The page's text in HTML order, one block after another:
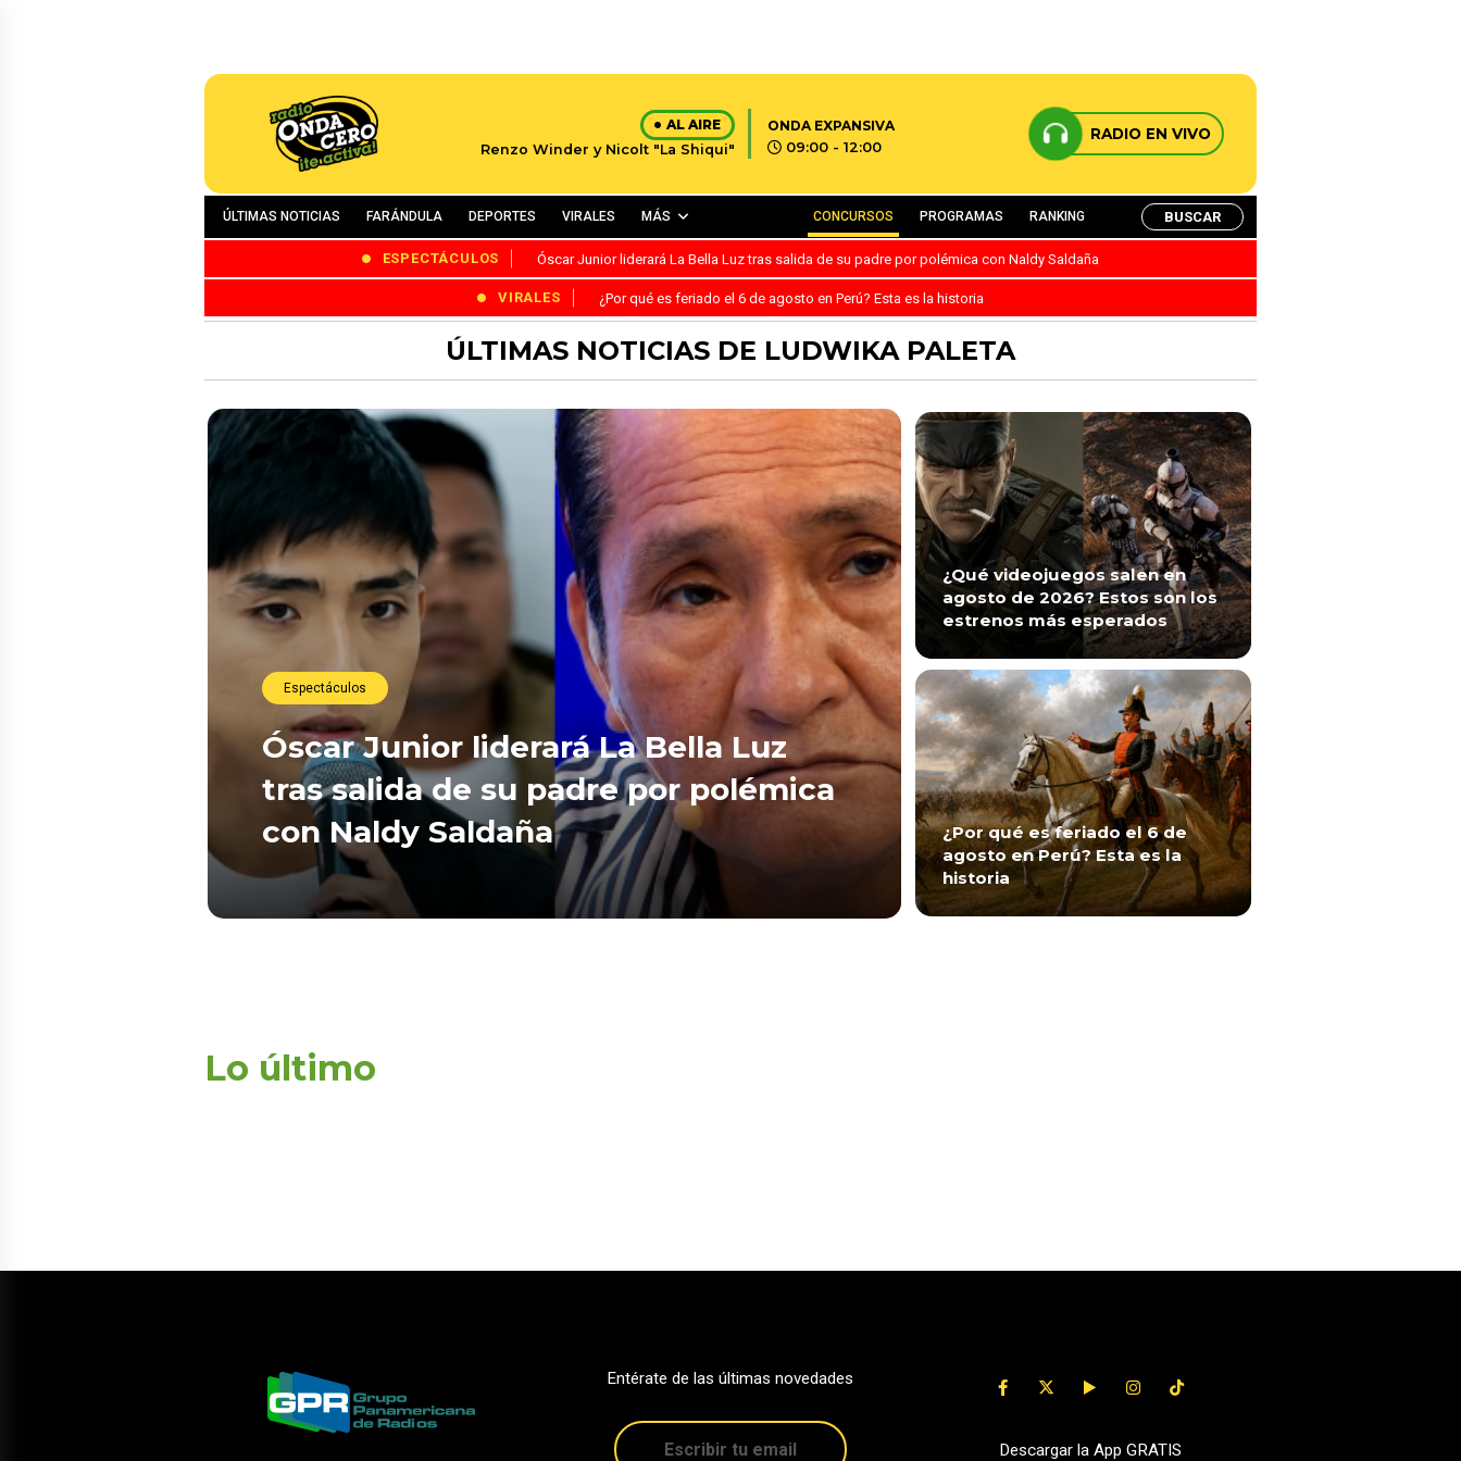
AL AIRE
Renzo Winder y Nicolt "La Shiqui"
ONDA EXPANSIVA
09:00 - 12:00
RADIO EN VIVO
ÚLTIMAS NOTICIAS FARÁNDULA DEPORTES VIRALES MÁS CONCURSOS PROGRAMAS RANKING BUSCAR
ESPECTÁCULOS Óscar Junior liderará La Bella Luz tras salida de su padre por polémica con Naldy Saldaña
VIRALES ¿Por qué es feriado el 6 de agosto en Perú? Esta es la historia
ÚLTIMAS NOTICIAS DE LUDWIKA PALETA
Espectáculos
Óscar Junior liderará La Bella Luz
tras salida de su padre por polémica
con Naldy Saldaña
¿Qué videojuegos salen en
agosto de 2026? Estos son los
estrenos más esperados
¿Por qué es feriado el 6 de
agosto en Perú? Esta es la
historia
Lo último
Entérate de las últimas novedades
Descargar la App GRATIS